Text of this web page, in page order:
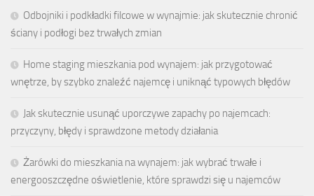
Odbojniki i podkładki filcowe w wynajmie: jak skutecznie chronić
ściany i podłogi bez trwałych zmian
Home staging mieszkania pod wynajem: jak przygotować
wnętrze, by szybko znaleźć najemcę i uniknąć typowych błędów
Jak skutecznie usunąć uporczywe zapachy po najemcach:
przyczyny, błędy i sprawdzone metody działania
Żarówki do mieszkania na wynajem: jak wybrać trwałe i
energooszczędne oświetlenie, które sprawdzi się u najemców